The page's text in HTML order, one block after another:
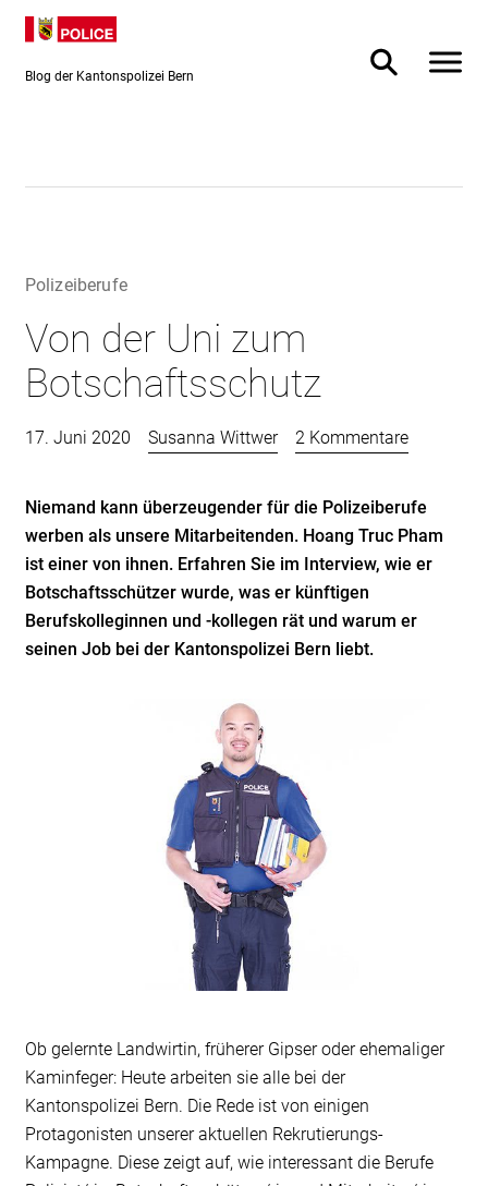
Direkt
zum
Inhalt
Direkt
SucheBlog der Kantonspolizei Bern
Polizeiberufe
Von der Uni zum
Botschaftsschutz
17. Juni 2020 Susanna Wittwer 2 Kommentare
Niemand kann überzeugender für die Polizeiberufe
werben als unsere Mitarbeitenden. Hoang Truc Pham
ist einer von ihnen. Erfahren Sie im Interview, wie er
Botschaftsschützer wurde, was er künftigen
Berufskolleginnen und -kollegen rät und warum er
seinen Job bei der Kantonspolizei Bern liebt.
Ob gelernte Landwirtin, früherer Gipser oder ehemaliger
Kaminfeger: Heute arbeiten sie alle bei der
Kantonspolizei Bern. Die Rede ist von einigen
Protagonisten unserer aktuellen Rekrutierungs-
Kampagne. Diese zeigt auf, wie interessant die Berufe